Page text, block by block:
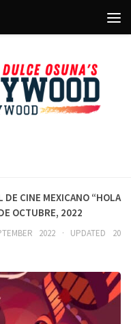
cine Mexicano “Hola
octubre, 2022
2022 · UPDATED 20